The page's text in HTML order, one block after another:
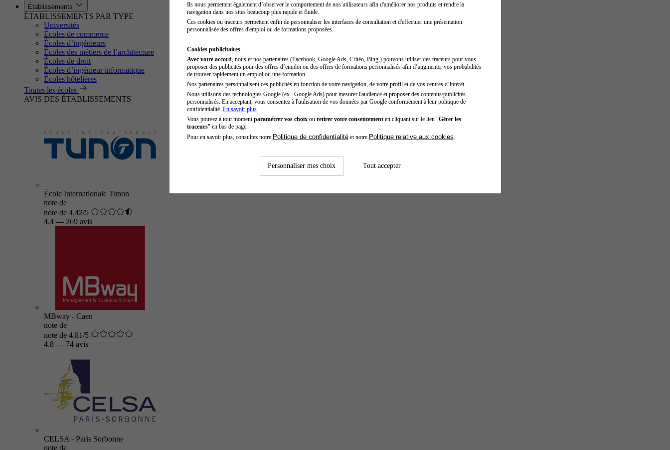
Établissements
ÉTABLISSEMENTS PAR TYPE
Universités
Écoles de commerce
Écoles d’ingénieurs
Écoles des métiers de l’architecture
Écoles de droit
Écoles d’ingénieur informatique
Écoles hôtelières
Toutes les écoles
AVIS DES ÉTABLISSEMENTS
École Internationale Tunon
note de
note de 4.42/5
4.4 — 269 avis
MBway - Caen
note de
note de 4.81/5
4.8 — 74 avis
CELSA - Paris Sorbonne
note de
Ils nous permettent également d’observer le comportement de nos utilisateurs afin d'améliorer nos produits et rendre la
navigation dans nos sites beaucoup plus rapide et fluide.
Ces cookies ou traceurs permettent enfin de personnaliser les interfaces de consultation et d'effectuer une présentation
personnalisée des offres d'emploi ou de formations proposées.
Cookies publicitaires
Avec votre accord , nous et nos partenaires (Facebook, Google Ads, Critéo, Bing,) pouvons utiliser des traceurs pour vous
proposer des publicités pour des offres d’emploi ou des offres de formations personnalisés afin d’augmenter vos probabilités
de trouver rapidement un emploi ou une formation.
Nos partenaires personnalisent ces publicités en fonction de votre navigation, de votre profil et de vos centres d’intérêt.
Nous utilisons des technologies Google (ex : Google Ads) pour mesurer l'audience et proposer des contenus/publicités
personnalisés. En acceptant, vous consentez à l'utilisation de vos données par Google conformément à leur politique de
confidentialité. En savoir plus
Vous pouvez à tout moment paramétrer vos choixou retirer votre consentementen cliquant sur le lien "Gérer les
traceurs" en bas de page.
Pour en savoir plus, consultez notre Politique de confidentialitéet notre Politique relative aux cookies
Personnaliser mes choix Tout accepter